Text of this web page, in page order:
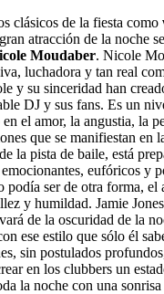
clásicos de la fiesta como
atracción de la noche
Moudaber. Nicole
luchadora y tan real
y su sinceridad han
DJ y sus fans. Es un
el amor, la angustia, la
que se manifiestan en
la pista de baile, está
eufóricos y
podía ser de otra forma, el
y humildad. Jamie
de la oscuridad de la
ese estilo que sólo él
sin postulados
en los clubbers un
la noche con una sonrisa